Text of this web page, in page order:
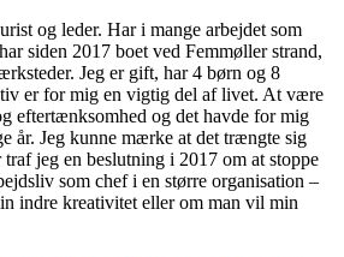
og leder. Har i mange arbejdet som
siden 2017 boet ved Femmøller strand,
Jeg er gift, har 4 børn og 8
er for mig en vigtig del af livet. At være
eftertænksomhed og det havde for mig
år. Jeg kunne mærke at det trængte sig
jeg en beslutning i 2017 om at stoppe
som chef i en større organisation –
indre kreativitet eller om man vil min